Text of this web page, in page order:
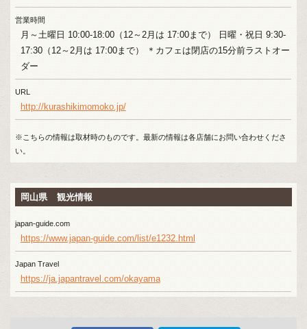
営業時間
月～土曜日 10:00-18:00（12～2月は 17:00まで） 日曜・祝日 9:30-
17:30（12～2月は 17:00まで） ＊カフェは閉店の15分前ラストオー
ダー
URL
http://kurashikimomoko.jp/
※こちらの情報は取材時のものです。最新の情報は各店舗にお問い合わせくださ
い。
岡山県 観光情報
japan-guide.com
https://www.japan-guide.com/list/e1232.html
Japan Travel
https://ja.japantravel.com/okayama